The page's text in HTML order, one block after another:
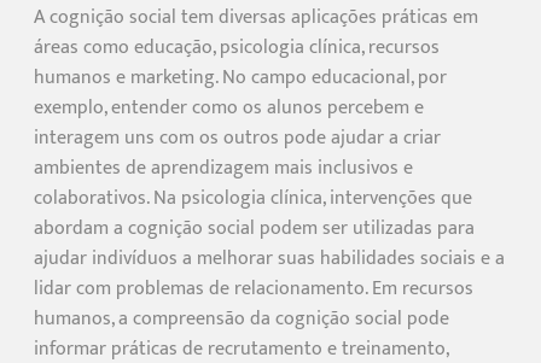
A cognição social tem diversas aplicações práticas em
áreas como educação, psicologia clínica, recursos
humanos e marketing. No campo educacional, por
exemplo, entender como os alunos percebem e
interagem uns com os outros pode ajudar a criar
ambientes de aprendizagem mais inclusivos e
colaborativos. Na psicologia clínica, intervenções que
abordam a cognição social podem ser utilizadas para
ajudar indivíduos a melhorar suas habilidades sociais e a
lidar com problemas de relacionamento. Em recursos
humanos, a compreensão da cognição social pode
informar práticas de recrutamento e treinamento,